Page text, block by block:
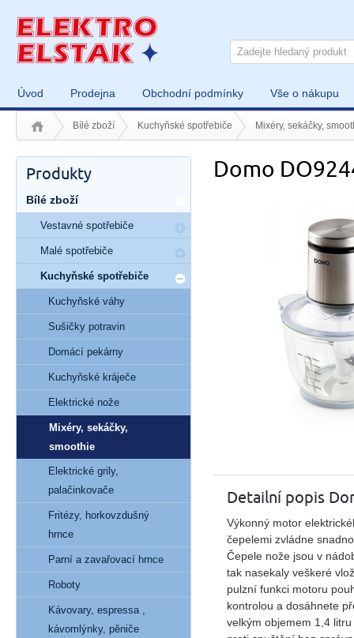
Úvod Prodejna Obchodní podmínky Vše o nákupu
Bílé zboží Kuchyňské spotřebiče Mixéry, sekáčky,
Domo
Detailní popis
Výkonný motor
čepelemi zvládne
Čepele nože jsou v
tak nasekaly veškeré
pulzní funkci motoru
kontrolou a dosáhnete
velkým objemem 1,4 litru
Produkty
Bílé zboží
Vestavné spotřebiče
Malé spotřebiče
Kuchyňské spotřebiče
Kuchyňské váhy
Sušičky potravin
Domácí pekárny
Kuchyňské kráječe
Elektrické nože
Mixéry, sekáčky,
smoothie
Elektrické grily,
palačinkovače
Fritézy, horkovzdušný
hrnce
Parní a zavařovací hrnce
Roboty
Kávovary, espressa ,
kávomlýnky, pěniče